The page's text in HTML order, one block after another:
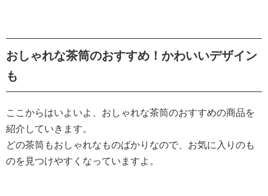
おしゃれな茶筒のおすすめ！かわいいデザイン
も
ここからはいよいよ、おしゃれな茶筒のおすすめの商品を
紹介していきます。
どの茶筒もおしゃれなものばかりなので、お気に入りのも
のを見つけやすくなっていますよ。